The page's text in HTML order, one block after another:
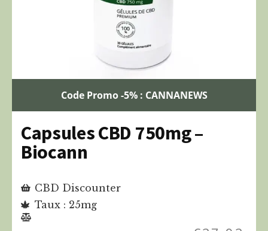
Code Promo -5% : CANNANEWS
Capsules CBD 750mg –
Biocann
CBD Discounter
Taux : 25mg